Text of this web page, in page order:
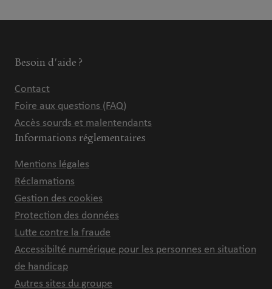
Besoin d'aide ?
Contact
Foire aux questions (FAQ)
Accès sourds et malentendants
Informations réglementaires
Mentions légales
Réclamations
Gestion des cookies
Protection des données
Lutte contre la fraude
Accessibilté numérique pour les personnes en situation
de handicap
Autres sites du groupe